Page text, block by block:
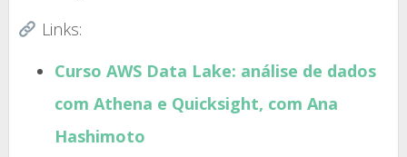
Links:
Curso AWS Data Lake: análise de dados
com Athena e Quicksight, com Ana
Hashimoto